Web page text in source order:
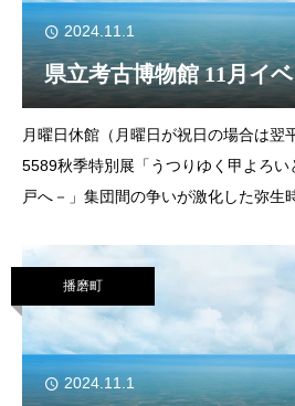
2024.11.1
県立考古博物館 11月イ
月曜日休館（月曜日が祝日の場合は
5589秋季特別展「うつりゆく甲よろ
戸へ－」集団間の争いが激化した弥生
いきました。本展では
播磨町
2024.11.1